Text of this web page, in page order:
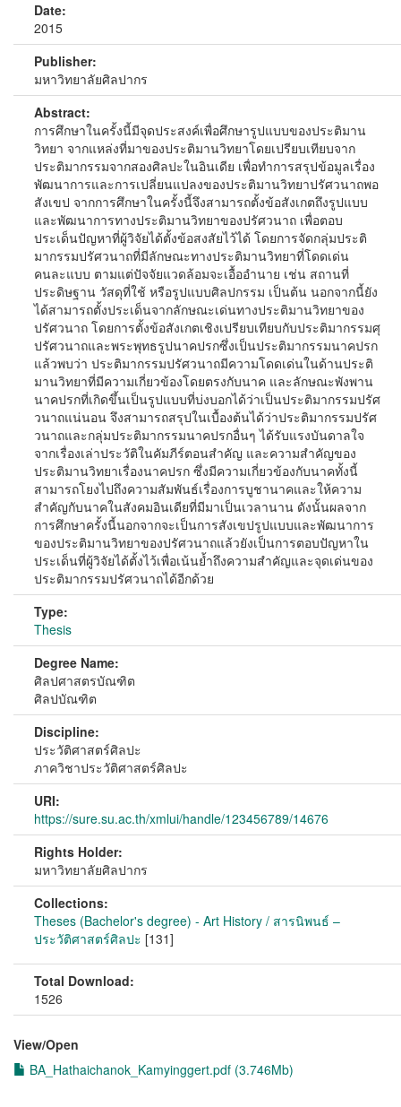
Date:
2015
Publisher:
มหาวิทยาลัยศิลปากร
Abstract:
การศึกษาในครั้งนี้มีจุดประสงค์เพื่อศึกษารูปแบบของประติมาน
วิทยา จากแหล่งที่มาของประติมานวิทยาโดยเปรียบเทียบจาก
ประติมากรรมจากสองศิลปะในอินเดีย เพื่อทำการสรุปข้อมูลเรื่อง
พัฒนาการและการเปลี่ยนแปลงของประติมานวิทยาปรัศวนาถพอ
สังเขป จากการศึกษาในครั้งนี้จึงสามารถตั้งข้อสังเกตถึงรูปแบบ
และพัฒนาการทางประติมานวิทยาของปรัศวนาถ เพื่อตอบ
ประเด็นปัญหาที่ผู้วิจัยได้ตั้งข้อสงสัยไว้ได้ โดยการจัดกลุ่มประติ
มากรรมปรัศวนาถที่มีลักษณะทางประติมานวิทยาที่โดดเด่น
คนละแบบ ตามแต่ปัจจัยแวดล้อมจะเอื้ออำนาย เช่น สถานที่
ประดิษฐาน วัสดุที่ใช้ หรือรูปแบบศิลปกรรม เป็นต้น นอกจากนี้ยัง
ได้สามารถตั้งประเด็นจากลักษณะเด่นทางประติมานวิทยาของ
ปรัศวนาถ โดยการตั้งข้อสังเกตเชิงเปรียบเทียบกับประติมากรรมศุ
ปรัศวนาถและพระพุทธรูปนาคปรกซึ่งเป็นประติมากรรมนาคปรก
แล้วพบว่า ประติมากรรมปรัศวนาถมีความโดดเด่นในด้านประติ
มานวิทยาที่มีความเกี่ยวข้องโดยตรงกับนาค และลักษณะพังพาน
นาคปรกที่เกิดขึ้นเป็นรูปแบบที่บ่งบอกได้ว่าเป็นประติมากรรมปรัศ
วนาถแน่นอน จึงสามารถสรุปในเบื้องต้นได้ว่าประติมากรรมปรัศ
วนาถและกลุ่มประติมากรรมนาคปรกอื่นๆ ได้รับแรงบันดาลใจ
จากเรื่องเล่าประวัติในคัมภีร์ตอนสำคัญ และความสำคัญของ
ประติมานวิทยาเรื่องนาคปรก ซึ่งมีความเกี่ยวข้องกับนาคทั้งนี้
สามารถโยงไปถึงความสัมพันธ์เรื่องการบูชานาคและให้ความ
สำคัญกับนาคในสังคมอินเดียที่มีมาเป็นเวลานาน ดังนั้นผลจาก
การศึกษาครั้งนี้นอกจากจะเป็นการสังเขปรูปแบบและพัฒนาการ
ของประติมานวิทยาของปรัศวนาถแล้วยังเป็นการตอบปัญหาใน
ประเด็นที่ผู้วิจัยได้ตั้งไว้เพื่อเน้นย้ำถึงความสำคัญและจุดเด่นของ
ประติมากรรมปรัศวนาถได้อีกด้วย
Type:
Thesis
Degree Name:
ศิลปศาสตรบัณฑิต
ศิลปบัณฑิต
Discipline:
ประวัติศาสตร์ศิลปะ
ภาควิชาประวัติศาสตร์ศิลปะ
URI:
https://sure.su.ac.th/xmlui/handle/123456789/14676
Rights Holder:
มหาวิทยาลัยศิลปากร
Collections:
Theses (Bachelor's degree) - Art History / สารนิพนธ์ –
ประวัติศาสตร์ศิลปะ [131]
Total Download:
1526
View/Open
BA_Hathaichanok_Kamyinggert.pdf (3.746Mb)